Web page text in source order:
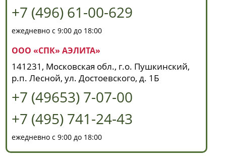
+7 (496) 61-00-629
ежедневно с 9:00 до 18:00
ООО «СПК» АЭЛИТА»
141231, Московская обл., г.о. Пушкинский,
р.п. Лесной, ул. Достоевского, д. 1Б
+7 (49653) 7-07-00
+7 (495) 741-24-43
ежедневно с 9:00 до 18:00